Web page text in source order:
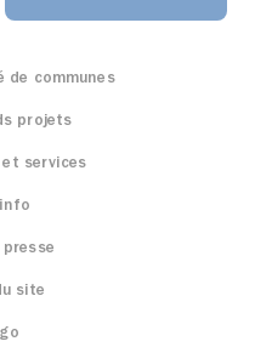
de communes
projets
et services
presse
site